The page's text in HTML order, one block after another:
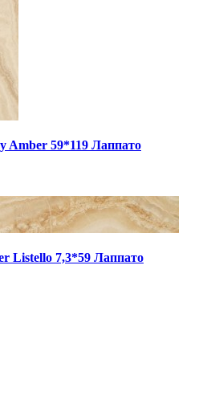
Amber 59*119 Лаппато
Listello 7,3*59 Лаппато